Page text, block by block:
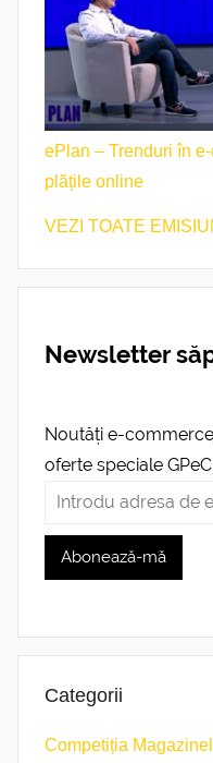
ePlan – Trenduri în
plățile online
VEZI TOATE
Newsletter
Noutăți e-
oferte speciale
Categorii
Competiția